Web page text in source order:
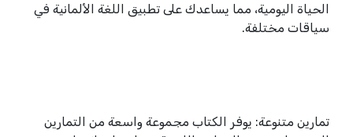
الحياة اليومية، مما يساعدك على تطبيق اللغة الألمانية في
سياقات مختلفة.
تمارين متنوعة: يوفر الكتاب مجموعة واسعة من التمارين